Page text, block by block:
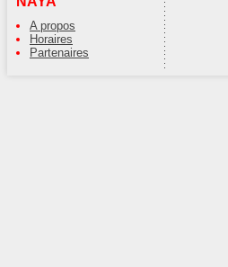
A propos
Horaires
Partenaires